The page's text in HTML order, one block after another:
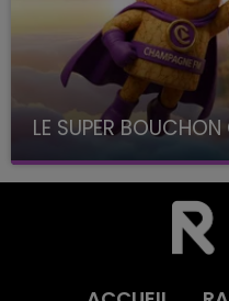
LE SUPER
avec La Famille